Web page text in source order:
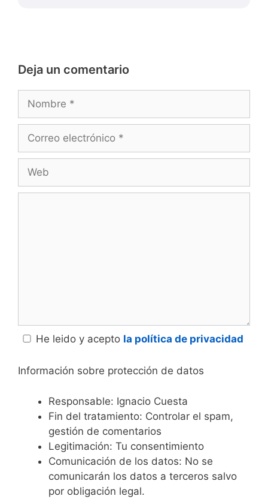
Deja un comentario
electrónico
He leido y acepto la política de privacidad
Información sobre protección de datos
Responsable: Ignacio Cuesta
Fin del tratamiento: Controlar el spam,
gestión de comentarios
Legitimación: Tu consentimiento
Comunicación de los datos: No se
comunicarán los datos a terceros salvo
por obligación legal.